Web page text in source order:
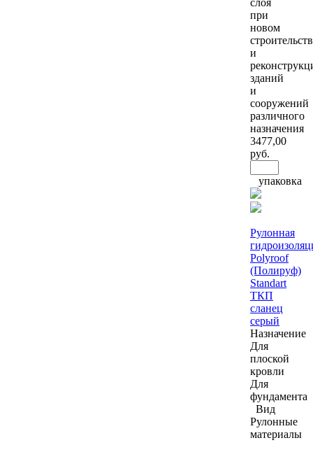
при
новом
и
зданий
и
сооружений
различного
назначения
3477,00
руб.
упаковка
Рулонная
Polyroof
(Полируф)
Standart
ТКП
сланец
серый
Назначение
Для
плоской
кровли
Для
фундамента
Вид
Рулонные
материалы